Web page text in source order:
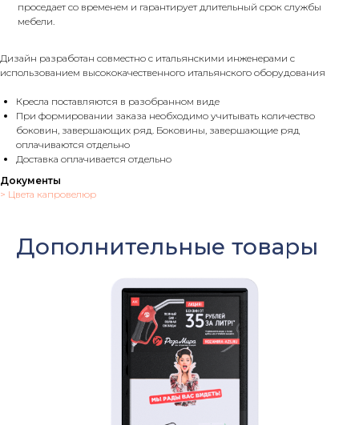
проседает со временем и гарантирует длительный срок службы
мебели.
Дизайн разработан совместно с итальянскими инженерами с
использованием высококачественного итальянского оборудования
Кресла поставляются в разобранном виде
При формировании заказа необходимо учитывать количество
боковин, завершающих ряд. Боковины, завершающие ряд
оплачиваются отдельно
Доставка оплачивается отдельно
Документы
> Цвета капровелюр
Дополнительные товары
Оставить заявку
интересующие вопросы.